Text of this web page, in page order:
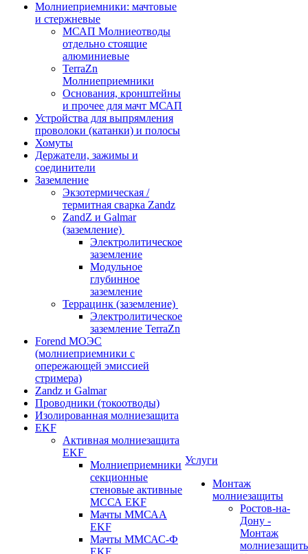
Молниеприемники: мачтовые
и стержневые
МСАП Молниеотводы
отдельно стоящие
алюминиевые
TerraZn
Молниеприемники
Основания, кронштейны
и прочее для мачт МСАП
Устройства для выпрямления
проволоки (катанки) и полосы
Хомуты
Держатели, зажимы и
соединители
Заземление
Экзотермическая /
термитная сварка Zandz
ZandZ и Galmar
(заземление)
Электролитическое
заземление
Модульное
глубинное
заземление
Террацинк (заземление)
Электролитическое
заземление TerraZn
Forend МОЭС
(молниеприемники с
опережающей эмиссией
стримера)
Zandz и Galmar
Проводники (токоотводы)
Изолированная молниезащита
EKF
Активная молниезащита
EKF
Молниеприемники
секционные
стеновые активные
МССА EKF
Мачты ММСАА
EKF
Мачты ММСАС-Ф
EKF
Услуги
Монтаж
молниезащиты
Ростов-на-
Дону -
Монтаж